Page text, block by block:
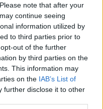
note that after your
continue seeing
information utilized by
to third parties prior to
out of the further
by third parties on the
This information may
on the IAB’s List of
further disclose it to other
Házban
is, mindig a
a számok